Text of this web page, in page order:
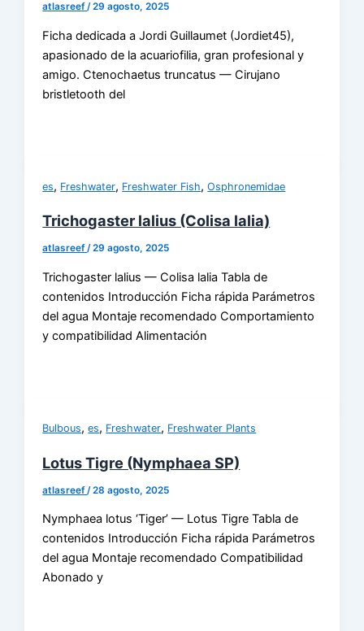
atlasreef/29 agosto, 2025
Ficha dedicada a Jordi Guillaumet (Jordiet45),
apasionado de la acuariofilia, gran profesional y
amigo. Ctenochaetus truncatus — Cirujano
bristletooth del
es, Freshwater, Freshwater Fish,Osphronemidae
Trichogaster lalius (Colisa lalia)
atlasreef/29 agosto, 2025
Trichogaster lalius — Colisa lalia Tabla de
contenidos Introducción Ficha rápida Parámetros
del agua Montaje recomendado Comportamiento
y compatibilidad Alimentación
Bulbous,es, Freshwater, Freshwater Plants
Lotus Tigre (Nymphaea SP)
atlasreef /28 agosto, 2025
Nymphaea lotus ‘Tiger’ — Lotus Tigre Tabla de
contenidos Introducción Ficha rápida Parámetros
del agua Montaje recomendado Compatibilidad
Abonado y